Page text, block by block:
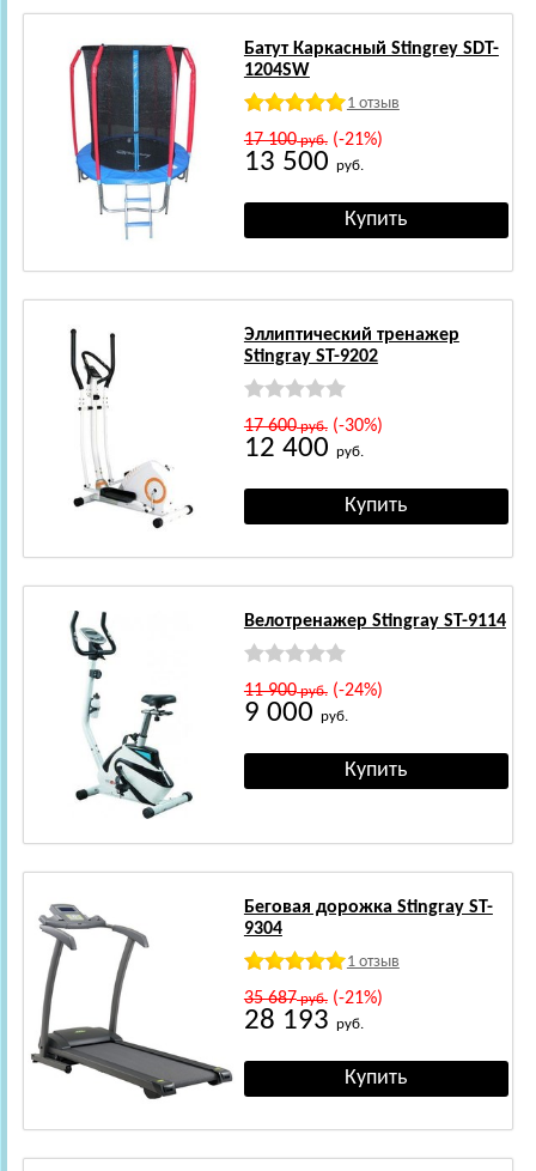
Батут Каркасный Stingrey SDT-
1204SW
1 отзыв
17 100руб.(-21%)
13 500 руб.
Эллиптический тренажер
Stingray ST-9202
17 600руб.(-30%)
12 400 руб.
Велотренажер Stingray ST-9114
11 900руб.(-24%)
9 000 руб.
Беговая дорожка Stingray ST-
9304
1 отзыв
35 687руб.(-21%)
28 193 руб.